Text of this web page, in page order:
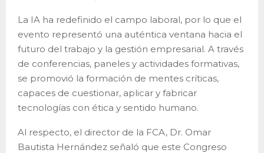
La IA ha redefinido el campo laboral, por lo que el
evento representó una auténtica ventana hacia el
futuro del trabajo y la gestión empresarial. A través
de conferencias, paneles y actividades formativas,
se promovió la formación de mentes críticas,
capaces de cuestionar, aplicar y fabricar
tecnologías con ética y sentido humano.
Al respecto, el director de la FCA, Dr. Omar
Bautista Hernández señaló que este Congreso